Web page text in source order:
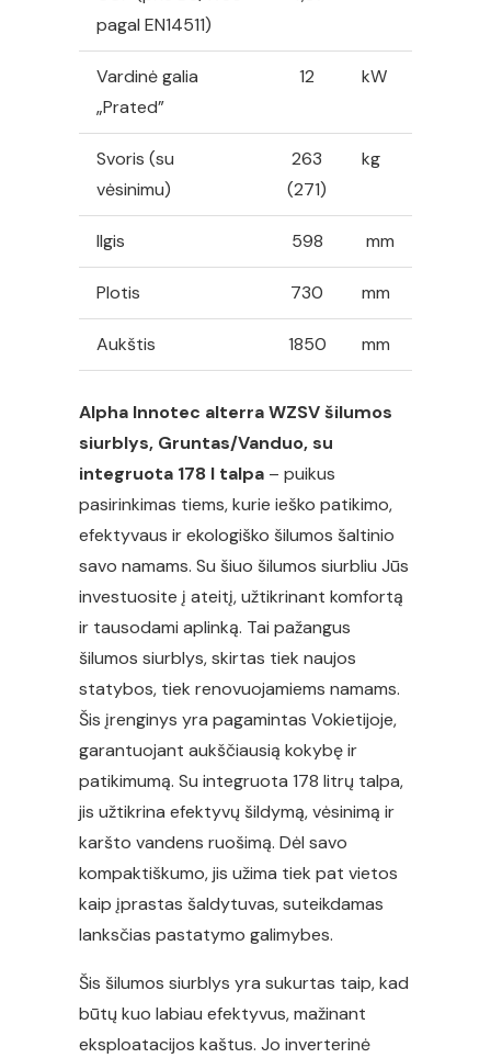
pagal EN14511)
Vardinė galia
„Prated”
12 kW
Svoris (su
vėsinimu)
263
(271)
kg
Ilgis 598 mm
Plotis 730 mm
Aukštis 1850 mm
Alpha Innotec alterra WZSV šilumos
siurblys, Gruntas/Vanduo, su
integruota 178 l talpa – puikus
pasirinkimas tiems, kurie ieško patikimo,
efektyvaus ir ekologiško šilumos šaltinio
savo namams. Su šiuo šilumos siurbliu Jūs
investuosite į ateitį, užtikrinant komfortą
ir tausodami aplinką. Tai pažangus
šilumos siurblys, skirtas tiek naujos
statybos, tiek renovuojamiems namams.
Šis įrenginys yra pagamintas Vokietijoje,
garantuojant aukščiausią kokybę ir
patikimumą. Su integruota 178 litrų talpa,
jis užtikrina efektyvų šildymą, vėsinimą ir
karšto vandens ruošimą. Dėl savo
kompaktiškumo, jis užima tiek pat vietos
kaip įprastas šaldytuvas, suteikdamas
lanksčias pastatymo galimybes.
Šis šilumos siurblys yra sukurtas taip, kad
būtų kuo labiau efektyvus, mažinant
eksploatacijos kaštus. Jo inverterinė